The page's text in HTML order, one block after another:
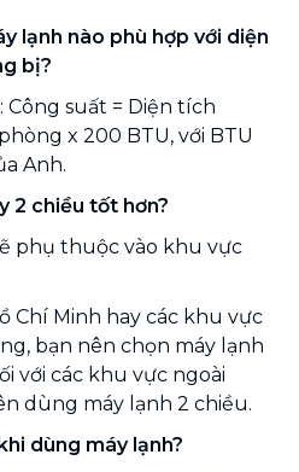
lạnh nào phù hợp với diện
bị?
Công suất = Diện tích
x 200 BTU, với BTU
Anh.
2 chiều tốt hơn?
phụ thuộc vào khu vực
Chí Minh hay các khu vực
bạn nên chọn máy lạnh
với các khu vực ngoài
dùng máy lạnh 2 chiều.
dùng máy lạnh?